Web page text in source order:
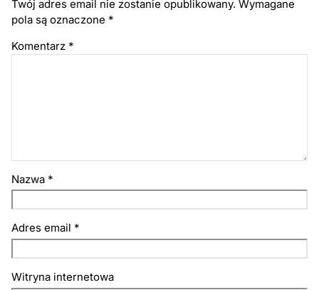
Twój adres email nie zostanie opublikowany. Wymagane
pola są oznaczone *
Komentarz *
Nazwa *
Adres email *
Witryna internetowa